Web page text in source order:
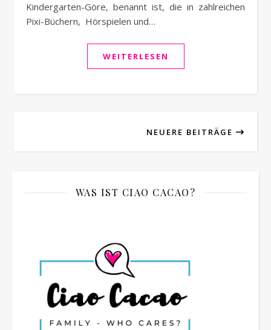
Kindergarten-Göre, benannt ist, die in zahlreichen
Pixi-Büchern, Hörspielen und…
WEITERLESEN
NEUERE BEITRÄGE
WAS IST CIAO CACAO?